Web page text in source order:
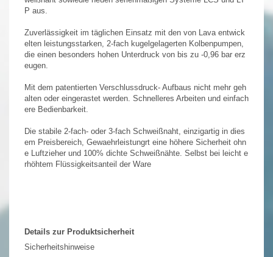
P aus.
Zuverlässigkeit im täglichen Einsatz mit den von Lava entwick
elten leistungsstarken, 2-fach kugelgelagerten Kolbenpumpen,
die einen besonders hohen Unterdruck von bis zu -0,96 bar erz
eugen.
Mit dem patentierten Verschlussdruck- Aufbaus nicht mehr geh
alten oder eingerastet werden. Schnelleres Arbeiten und einfach
ere Bedienbarkeit.
Die stabile 2-fach- oder 3-fach Schweißnaht, einzigartig in dies
em Preisbereich, Gewaehrleistungrt eine höhere Sicherheit ohn
e Luftzieher und 100% dichte Schweißnähte. Selbst bei leicht e
rhöhtem Flüssigkeitsanteil der Ware
Details zur Produktsicherheit
Sicherheitshinweise